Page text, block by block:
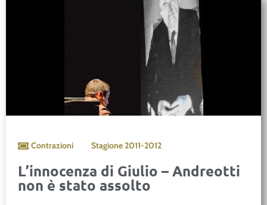
Contrazioni Stagione2011-2012
L’innocenza di Giulio – Andreotti
non è stato assolto